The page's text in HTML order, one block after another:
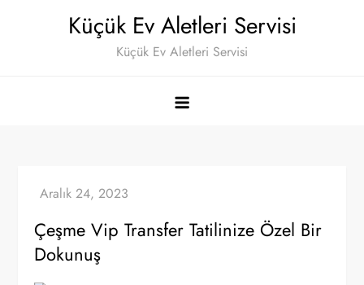
Küçük Ev Aletleri Servisi
Küçük Ev Aletleri Servisi
Çeşme Vip Transfer Tatilinize Özel Bir
Dokunuş